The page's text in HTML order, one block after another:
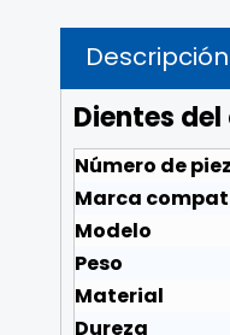
Dientes
Número de
Marca
Modelo
Peso
Material
Dureza